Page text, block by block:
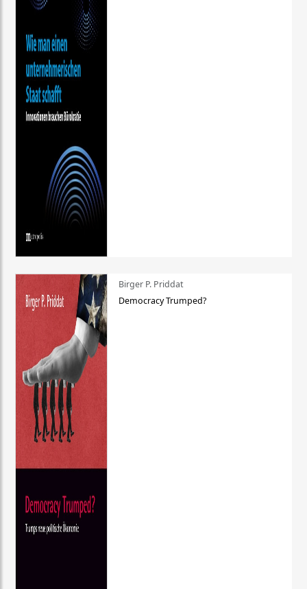
Birger P. Priddat
Democracy Trumped?